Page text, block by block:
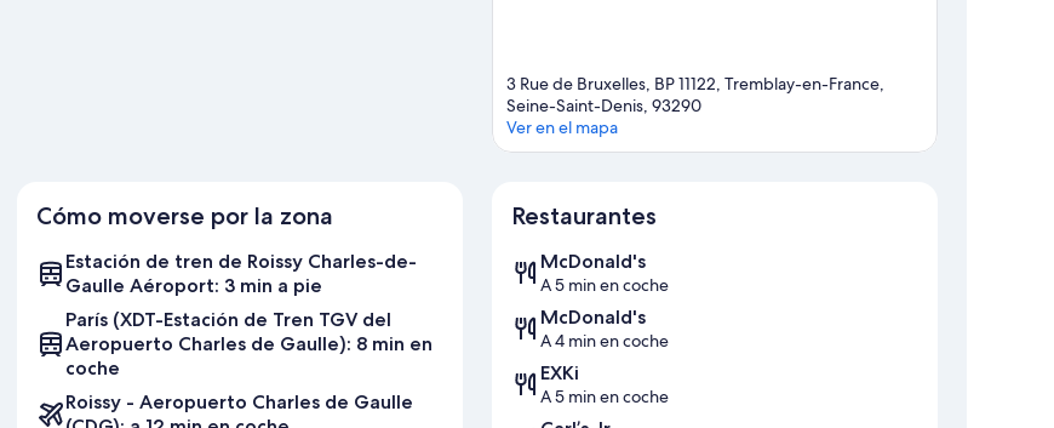
3 Rue de Bruxelles, BP 11122, Tremblay-en-France,
Seine-Saint-Denis, 93290
Ver en el mapa
Cómo moverse por la zona
Estación de tren de Roissy Charles-de-
Gaulle Aéroport: 3 min a pie
París (XDT-Estación de Tren TGV del
Aeropuerto Charles de Gaulle): 8 min en
coche
Roissy - Aeropuerto Charles de Gaulle
Restaurantes
McDonald's
A 5 min en coche
McDonald's
A 4 min en coche
EXKi
A 5 min en coche